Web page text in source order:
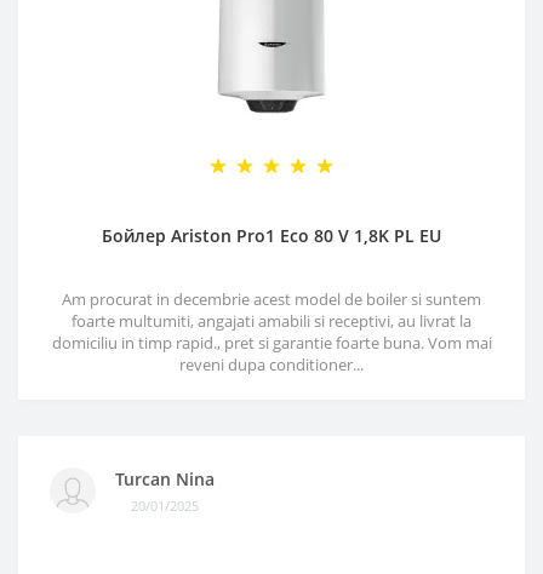
Бойлер Ariston Pro1 Eco 80 V 1,8K PL EU
Am procurat in decembrie acest model de boiler si suntem
foarte multumiti, angajati amabili si receptivi, au livrat la
domiciliu in timp rapid., pret si garantie foarte buna. Vom mai
reveni dupa conditioner...
Turcan Nina
20/01/2025